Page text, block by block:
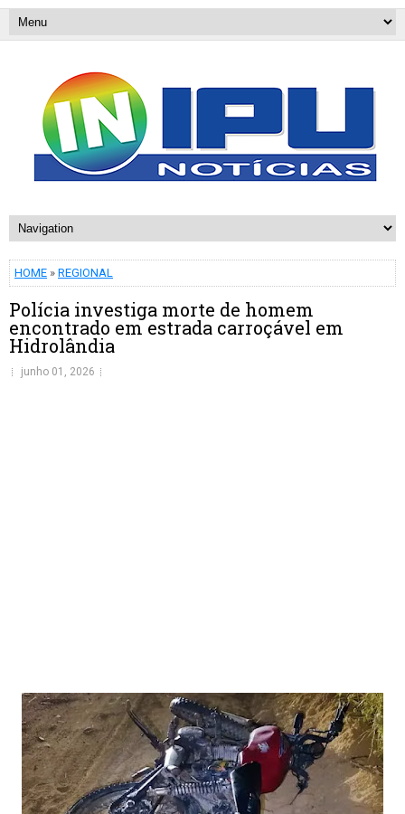
HOME » REGIONAL
Polícia investiga morte de homem
encontrado em estrada carroçável em
Hidrolândia
junho 01, 2026